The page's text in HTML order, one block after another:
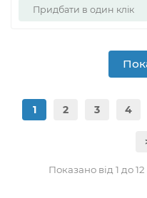
Придбати в один клік
1 2 3 4
Показано від 1 до